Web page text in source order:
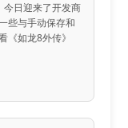
今日迎来了开发商
些与手动保存和
《如龙8外传》